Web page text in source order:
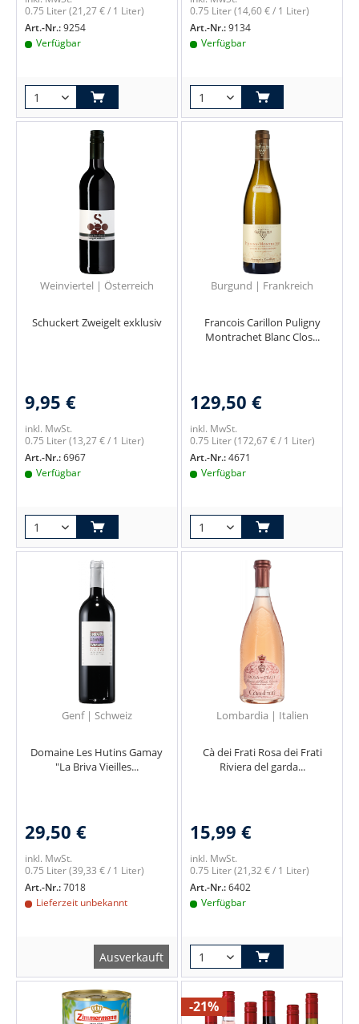
0.75 Liter(21,27 € / 1 Liter)
Art.-Nr.:9254
Verfügbar
0.75 Liter(14,60 € / 1 Liter)
Art.-Nr.:9134
Verfügbar
Weinviertel | Österreich
Schuckert Zweigelt exklusiv
9,95 €
inkl. MwSt.
0.75 Liter(13,27 € / 1 Liter)
Art.-Nr.:6967
Verfügbar
Burgund | Frankreich
Francois Carillon Puligny
Montrachet Blanc Clos...
129,50 €
inkl. MwSt.
0.75 Liter(172,67 € / 1 Liter)
Art.-Nr.:4671
Verfügbar
Genf | Schweiz
Domaine Les Hutins Gamay
"La Briva Vieilles...
29,50 €
inkl. MwSt.
0.75 Liter(39,33 € / 1 Liter)
Art.-Nr.:7018
Lieferzeit unbekannt
Ausverkauft
Lombardia | Italien
Cà dei Frati Rosa dei Frati
Riviera del garda...
15,99 €
inkl. MwSt.
0.75 Liter(21,32 € / 1 Liter)
Art.-Nr.:6402
Verfügbar
-21%